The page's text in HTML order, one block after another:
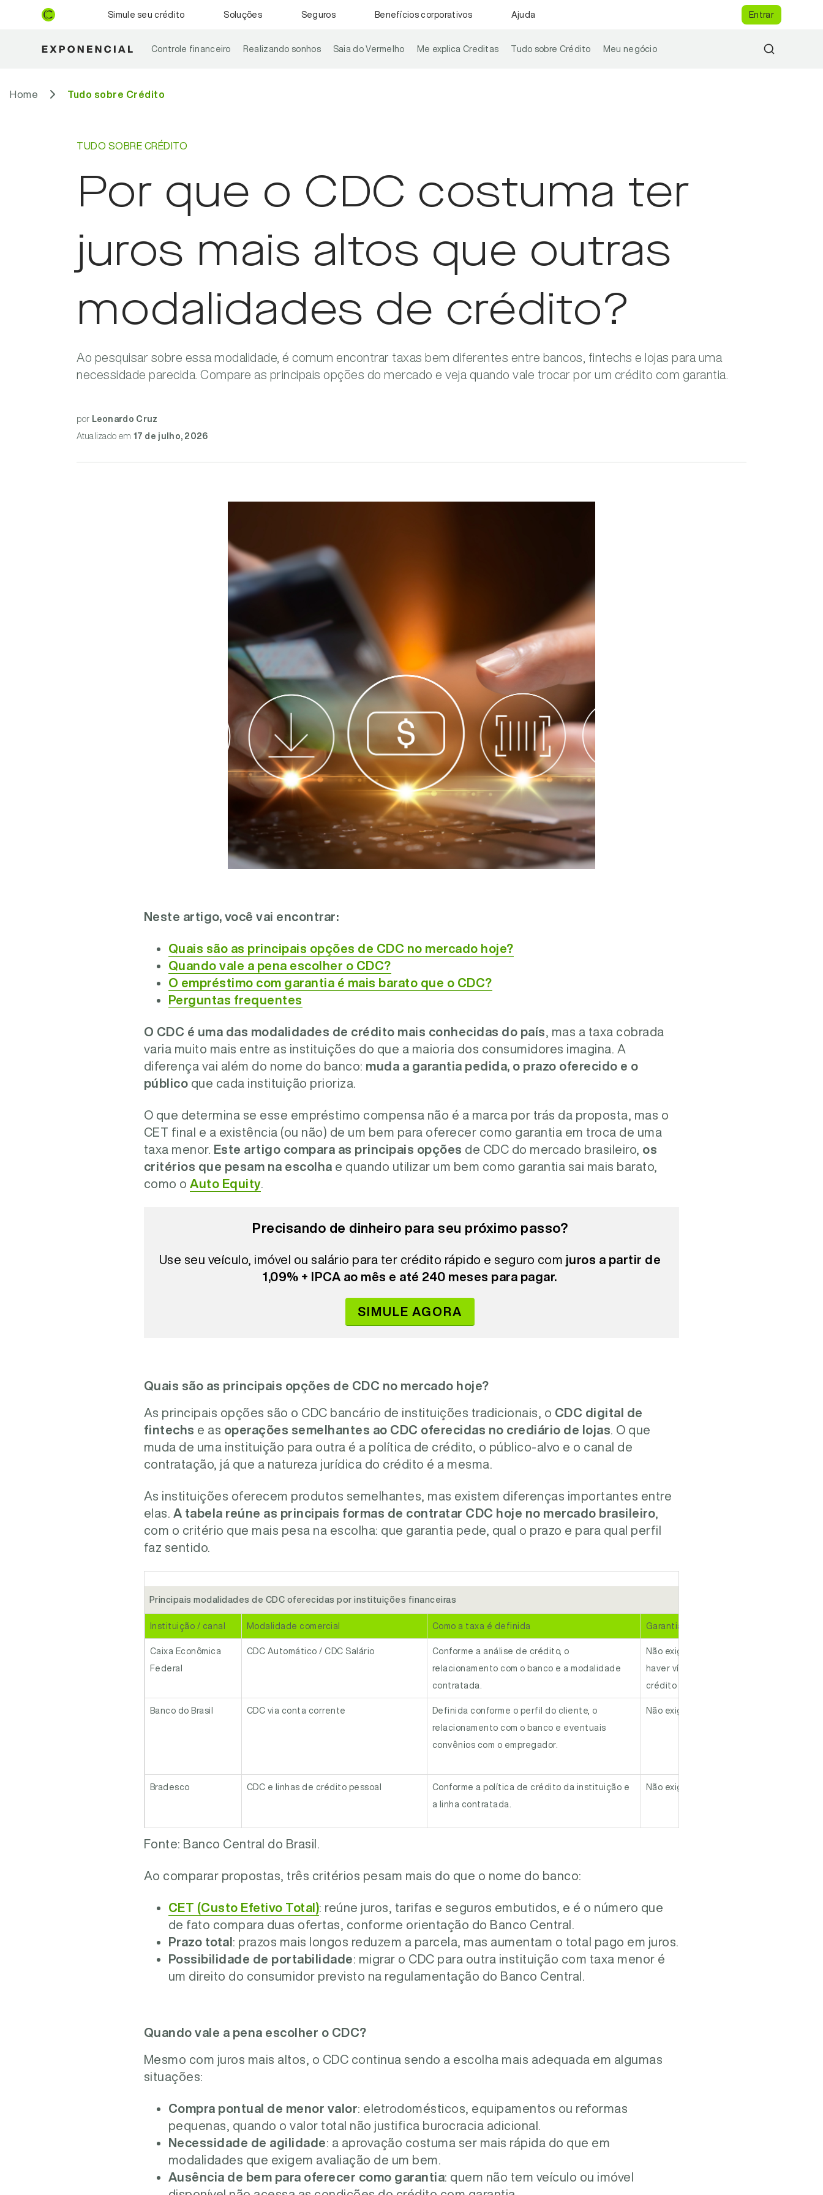
Simule seu crédito Soluções Seguros Benefícios corporativos Ajuda Entrar
Controle financeiro Realizando sonhos Saia do Vermelho Me explica Creditas Tudo sobre Crédito Meu negócio
Home Tudo sobre Crédito
TUDO SOBRE CRÉDITO
Por que o CDC costuma ter
juros mais altos que outras
modalidades de crédito?
Ao pesquisar sobre essa modalidade, é comum encontrar taxas bem diferentes entre bancos, fintechs e lojas para uma
necessidade parecida. Compare as principais opções do mercado e veja quando vale trocar por um crédito com garantia.
por Leonardo Cruz
Atualizado em 17 de julho, 2026
Neste artigo, você vai encontrar:
Quais são as principais opções de CDC no mercado hoje?
Quando vale a pena escolher o CDC?
O empréstimo com garantia é mais barato que o CDC?
Perguntas frequentes
O CDC é uma das modalidades de crédito mais conhecidas do país , mas a taxa cobrada
varia muito mais entre as instituições do que a maioria dos consumidores imagina. A
diferença vai além do nome do banco: muda a garantia pedida, o prazo oferecido e o
público que cada instituição prioriza.
O que determina se esse empréstimo compensa não é a marca por trás da proposta, mas o
CET final e a existência (ou não) de um bem para oferecer como garantia em troca de uma
taxa menor. Este artigo compara as principais opções de CDC do mercado brasileiro, os
critérios que pesam na escolha e quando utilizar um bem como garantia sai mais barato,
como o Auto Equity.
Precisando de dinheiro para seu próximo passo?
Use seu veículo, imóvel ou salário para ter crédito rápido e seguro com juros a partir de
1,09% + IPCA ao mês e até 240 meses para pagar.
SIMULE AGORA
Quais são as principais opções de CDC no mercado hoje?
As principais opções são o CDC bancário de instituições tradicionais, o CDC digital de
fintechs e as operações semelhantes ao CDC oferecidas no crediário de lojas . O que
muda de uma instituição para outra é a política de crédito, o público-alvo e o canal de
contratação, já que a natureza jurídica do crédito é a mesma.
As instituições oferecem produtos semelhantes, mas existem diferenças importantes entre
elas. A tabela reúne as principais formas de contratar CDC hoje no mercado brasileiro
com o critério que mais pesa na escolha: que garantia pede, qual o prazo e para qual perfil
faz sentido.
Principais modalidades de CDC oferecidas por instituições financeiras
Instituição / canal Modalidade comercial Como a taxa é definida Garantia exigida
Caixa Econômica
Federal
CDC Automático / CDC Salário
Conforme a análise de crédito, o
relacionamento com o banco e a modalidade
contratada.
Não exige garantia real, podendo
haver vínculo com conta corrente ou
crédito de salário.
Banco do Brasil CDC via conta corrente
Definida conforme o perfil do cliente, o
relacionamento com o banco e eventuais
convênios com o empregador.
Não exige garantia real.
Bradesco CDC e linhas de crédito pessoal
Conforme a política de crédito da instituição e
a linha contratada.
Não exige garantia real.
Bancos digitais e
100% online)
CDC digital
totalmente digitais.
Crediário de loja
Operações semelhantes ao CDC (carnê,
cartão próprio ou financiamento por
parceiro financeiro)
Definida pelo lojista ou pela instituição
financeira parceira.
Não exige garantia real.
Fonte: Banco Central do Brasil.
Ao comparar propostas, três critérios pesam mais do que o nome do banco:
CET (Custo Efetivo Total): reúne juros, tarifas e seguros embutidos, e é o número que
de fato compara duas ofertas, conforme orientação do Banco Central.
Prazo total : prazos mais longos reduzem a parcela, mas aumentam o total pago em juros.
Possibilidade de portabilidade: migrar o CDC para outra instituição com taxa menor é
um direito do consumidor previsto na regulamentação do Banco Central.
Quando vale a pena escolher o CDC?
Mesmo com juros mais altos, o CDC continua sendo a escolha mais adequada em algumas
situações:
Compra pontual de menor valor: eletrodomésticos, equipamentos ou reformas
pequenas, quando o valor total não justifica burocracia adicional.
Necessidade de agilidade: a aprovação costuma ser mais rápida do que em
modalidades que exigem avaliação de um bem.
Ausência de bem para oferecer como garantia: quem não tem veículo ou imóvel